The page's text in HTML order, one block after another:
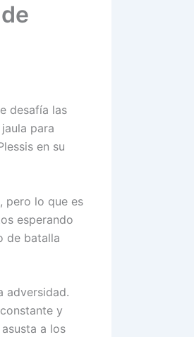
desafía las
para
en su
pero lo que es
esperando
de batalla
adversidad.
y
a los